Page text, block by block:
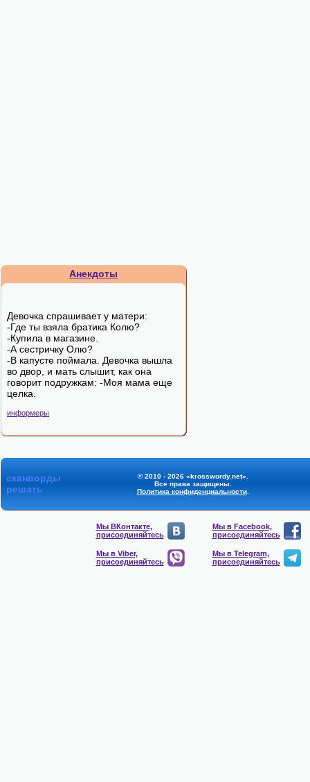
Анекдоты
Девочка спрашивает у матери:
-Где ты взяла братика Колю?
-Купила в магазине.
-А сестричку Олю?
-В капусте поймала. Девочка вышла
во двор, и мать слышит, как она
говорит подружкам: -Моя мама еще
целка.
информеры
сканворды
решать
© 2010 - 2026 «krosswordy.net».
Все права защищены.
Политика конфиденциальности.
Мы ВКонтакте,
присоединяйтесь
Мы в Facebook,
присоединяйтесь
Мы в Viber,
присоединяйтесь
Мы в Telegram,
присоединяйтесь